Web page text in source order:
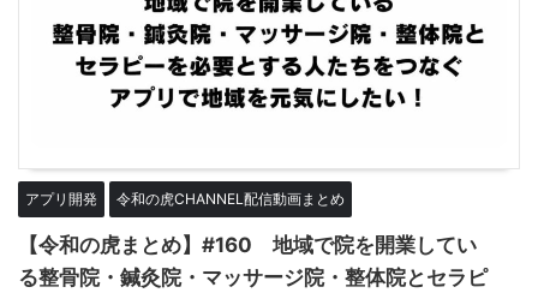
アプリ開発 令和の虎CHANNEL配信動画まとめ
【令和の虎まとめ】#160 地域で院を開業してい
る整骨院・鍼灸院・マッサージ院・整体院とセラピ